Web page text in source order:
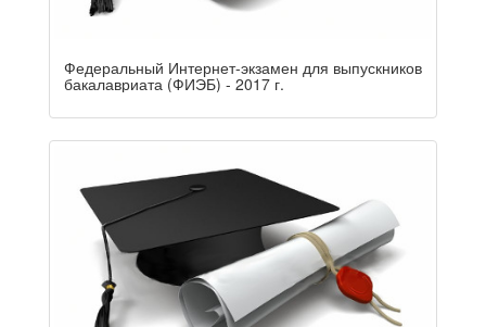
Федеральный Интернет-экзамен для выпускников
бакалавриата (ФИЭБ) - 2017 г.